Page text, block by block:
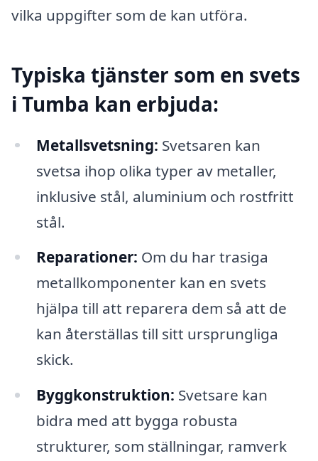
vilka uppgifter som de kan utföra.
Typiska tjänster som en svets
i Tumba kan erbjuda:
Metallsvetsning: Svetsaren kan
svetsa ihop olika typer av metaller,
inklusive stål, aluminium och rostfritt
stål.
Reparationer: Om du har trasiga
metallkomponenter kan en svets
hjälpa till att reparera dem så att de
kan återställas till sitt ursprungliga
skick.
Byggkonstruktion: Svetsare kan
bidra med att bygga robusta
strukturer, som ställningar, ramverk